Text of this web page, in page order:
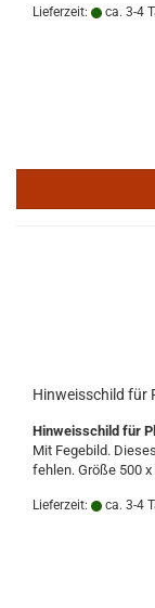
Lieferzeit: ca. 3-4
Hinweisschild für
Hinweisschild für
Mit Fegebild.
fehlen. Größe 500
Lieferzeit: ca. 3-4